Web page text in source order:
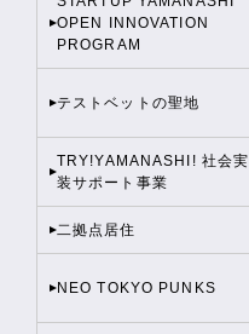
OPEN INNOVATION
PROGRAM
テストベットの聖地
TRY!YAMANASHI! 社会実
装サポート事業
二拠点居住
NEO TOKYO PUNKS